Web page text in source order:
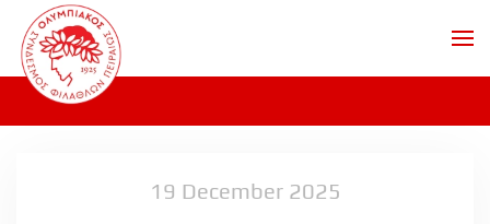
Skip to main content
19 December 2025